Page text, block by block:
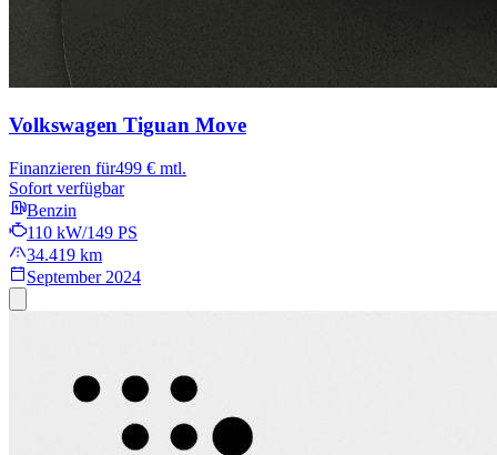
Volkswagen Tiguan Move
Finanzieren für499 € mtl.
Sofort verfügbar
Benzin
110 kW/149 PS
34.419 km
September 2024